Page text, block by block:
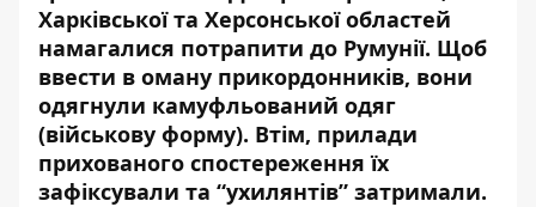
Харківської та Херсонської областей
намагалися потрапити до Румунії. Щоб
ввести в оману прикордонників, вони
одягнули камуфльований одяг
(військову форму). Втім, прилади
прихованого спостереження їх
зафіксували та “ухилянтів” затримали.